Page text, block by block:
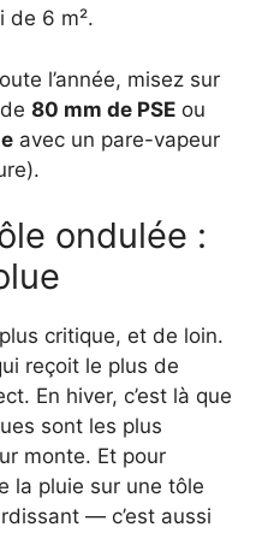
de 6 m².
l’année, misez sur
80 mm de PSE ou
avec un pare-vapeur
ondulée :
critique, et de loin.
reçoit le plus de
En hiver, c’est là que
sont les plus
monte. Et pour
la pluie sur une tôle
— c’est aussi